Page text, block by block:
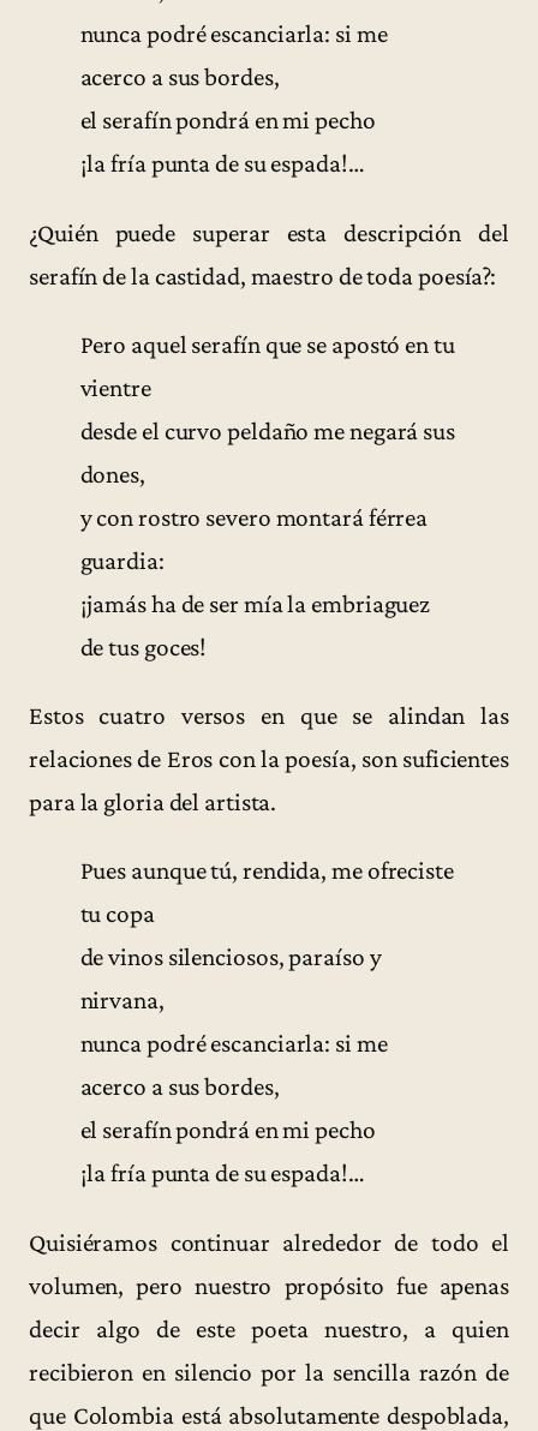
nunca podré escanciarla: si me
acerco a sus bordes,
el serafín pondrá en mi pecho
¡la fría punta de su espada!…
¿Quién puede superar esta descripción del
serafín de la castidad, maestro de toda poesía?:
Pero aquel serafín que se apostó en tu
vientre
desde el curvo peldaño me negará sus
dones,
y con rostro severo montará férrea
guardia:
¡jamás ha de ser mía la embriaguez
de tus goces!
Estos cuatro versos en que se alindan las
relaciones de Eros con la poesía, son suficientes
para la gloria del artista.
Pues aunque tú, rendida, me ofreciste
tu copa
de vinos silenciosos, paraíso y
nirvana,
nunca podré escanciarla: si me
acerco a sus bordes,
el serafín pondrá en mi pecho
¡la fría punta de su espada!…
Quisiéramos continuar alrededor de todo el
volumen, pero nuestro propósito fue apenas
decir algo de este poeta nuestro, a quien
recibieron en silencio por la sencilla razón de
que Colombia está absolutamente despoblada,